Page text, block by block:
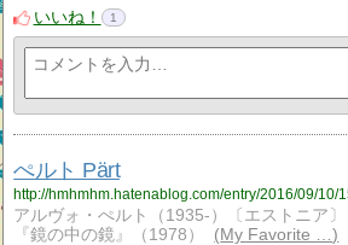
いいね！
1
ぺルト Pärt
アルヴォ・ぺルト（1935-）〔エストニア〕
『鏡の中の鏡』（1978）
My Favorite …